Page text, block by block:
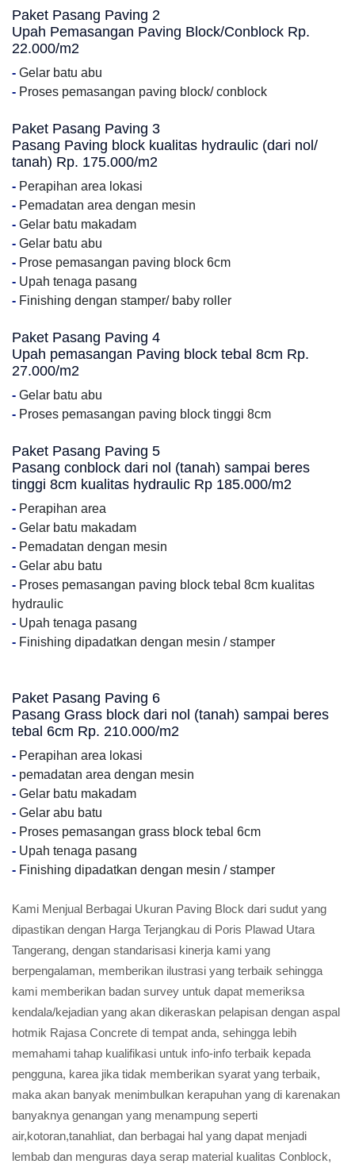
Paket Pasang Paving 2
Upah Pemasangan Paving Block/Conblock Rp.
22.000/m2
- Gelar batu abu
- Proses pemasangan paving block/ conblock
Paket Pasang Paving 3
Pasang Paving block kualitas hydraulic (dari nol/
tanah) Rp. 175.000/m2
- Perapihan area lokasi
- Pemadatan area dengan mesin
- Gelar batu makadam
- Gelar batu abu
- Prose pemasangan paving block 6cm
- Upah tenaga pasang
- Finishing dengan stamper/ baby roller
Paket Pasang Paving 4
Upah pemasangan Paving block tebal 8cm Rp.
27.000/m2
- Gelar batu abu
- Proses pemasangan paving block tinggi 8cm
Paket Pasang Paving 5
Pasang conblock dari nol (tanah) sampai beres
tinggi 8cm kualitas hydraulic Rp 185.000/m2
- Perapihan area
- Gelar batu makadam
- Pemadatan dengan mesin
- Gelar abu batu
- Proses pemasangan paving block tebal 8cm kualitas
hydraulic
- Upah tenaga pasang
- Finishing dipadatkan dengan mesin / stamper
Paket Pasang Paving 6
Pasang Grass block dari nol (tanah) sampai beres
tebal 6cm Rp. 210.000/m2
- Perapihan area lokasi
- pemadatan area dengan mesin
- Gelar batu makadam
- Gelar abu batu
- Proses pemasangan grass block tebal 6cm
- Upah tenaga pasang
- Finishing dipadatkan dengan mesin / stamper
Kami Menjual Berbagai Ukuran Paving Block dari sudut yang
dipastikan dengan Harga Terjangkau di Poris Plawad Utara
Tangerang, dengan standarisasi kinerja kami yang
berpengalaman, memberikan ilustrasi yang terbaik sehingga
kami memberikan badan survey untuk dapat memeriksa
kendala/kejadian yang akan dikeraskan pelapisan dengan aspal
hotmik Rajasa Concrete di tempat anda, sehingga lebih
memahami tahap kualifikasi untuk info-info terbaik kepada
pengguna, karea jika tidak memberikan syarat yang terbaik,
maka akan banyak menimbulkan kerapuhan yang di karenakan
banyaknya genangan yang menampung seperti
air,kotoran,tanahliat, dan berbagai hal yang dapat menjadi
lembab dan menguras daya serap material kualitas Conblock,